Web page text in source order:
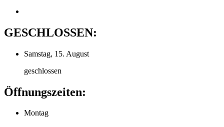
GESCHLOSSEN:
Samstag, 15. August
geschlossen
Öffnungszeiten:
Montag